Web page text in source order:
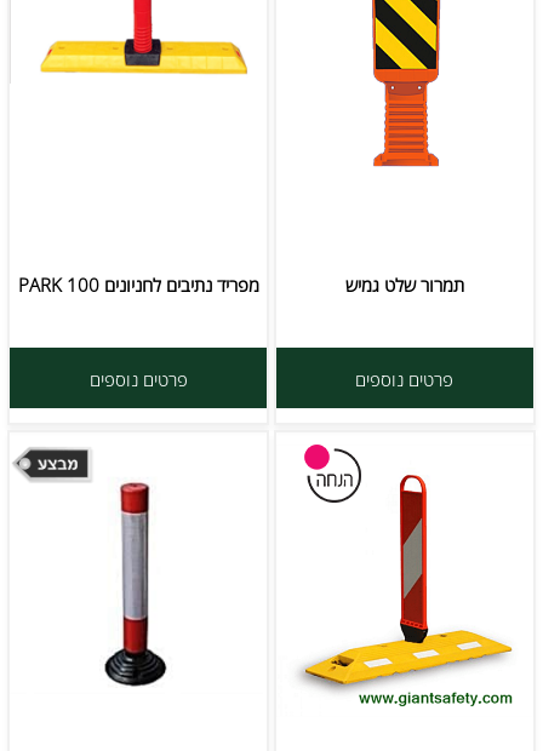
תמרור שלט גמיש
פרטים נוספים
מפריד נתיבים לחניונים PARK 100
פרטים נוספים